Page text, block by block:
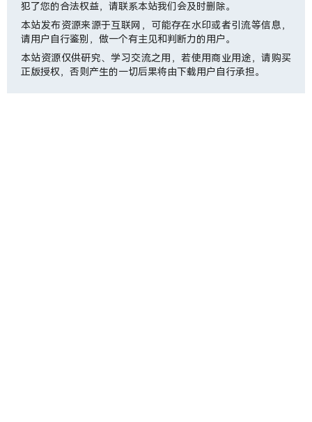
犯了您的合法权益，请联系本站我们会及时删除。
本站发布资源来源于互联网，可能存在水印或者引流等信息，
请用户自行鉴别，做一个有主见和判断力的用户。
本站资源仅供研究、学习交流之用，若使用商业用途，请购买
正版授权，否则产生的一切后果将由下载用户自行承担。